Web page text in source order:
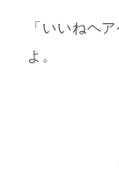
「いいねヘ
よ。